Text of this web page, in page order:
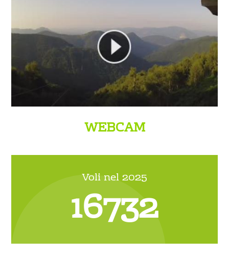
WEBCAM
16732
Voli nel 2025